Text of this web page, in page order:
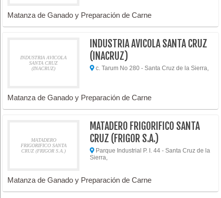
Matanza de Ganado y Preparación de Carne
INDUSTRIA AVICOLA
SANTA CRUZ
(INACRUZ)
INDUSTRIA AVICOLA SANTA CRUZ
(INACRUZ)
c. Tarum No 280 - Santa Cruz de la Sierra,
Matanza de Ganado y Preparación de Carne
MATADERO
FRIGORIFICO SANTA
CRUZ (FRIGOR S.A.)
MATADERO FRIGORIFICO SANTA
CRUZ (FRIGOR S.A.)
Parque Industrial P. I. 44 - Santa Cruz de la
Sierra,
Matanza de Ganado y Preparación de Carne